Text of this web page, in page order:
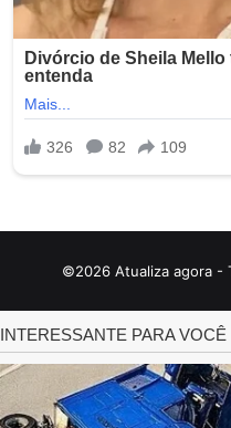
©2026 Atualiza agora -